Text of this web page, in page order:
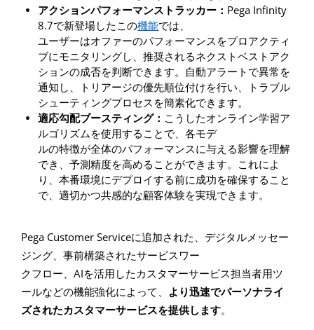
アクションパフォーマンストラッカー： Pega Infinity
8.7で新登場したこの機能では、
ユーザーはオファーのパフォーマンスをプロアクティ
ブにモニタリングし、推奨されるネクストベストアク
ションの成否を判断できます。自動アラートで異常を
通知し、トリアージの優先順位付けを行い、トラブル
シューティングプロセスを簡素化できます。
適応勾配ブースティング： こうしたオンライン学習ア
ルゴリズムを使用することで、各モデ
ルの特徴が全体のパフォーマンスに与える影響を理解
でき、予測精度を高めることができます。これによ
り、本番環境にデプロイする前に成功を確保すること
で、適切かつ共感的な顧客体験を実現できます。
Pega Customer Serviceに追加された、デジタルメッセー
ジング、事前構築されたサービスワー
クフロー、 AIを活用したカスタマーサービス担当者用ツ
ールなどの機能強化によって、
より迅速でパーソナライ
ズされたカスタマーサービスを提供します。